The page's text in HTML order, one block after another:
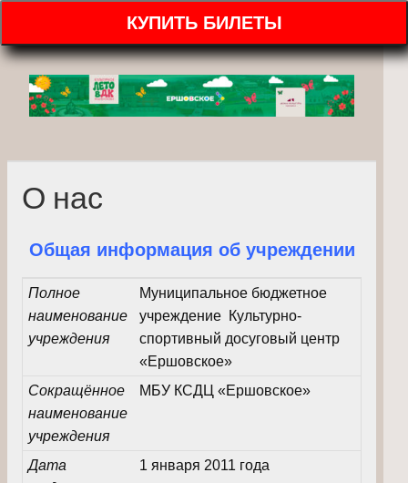
КУПИТЬ БИЛЕТЫ
О нас
Общая информация об учреждении
Полное
наименование
учреждения
Муниципальное бюджетное
учреждение Культурно-
спортивный досуговый центр
«Ершовское»
Сокращённое
наименование
учреждения
МБУ КСДЦ «Ершовское»
Дата
1 января 2011 года